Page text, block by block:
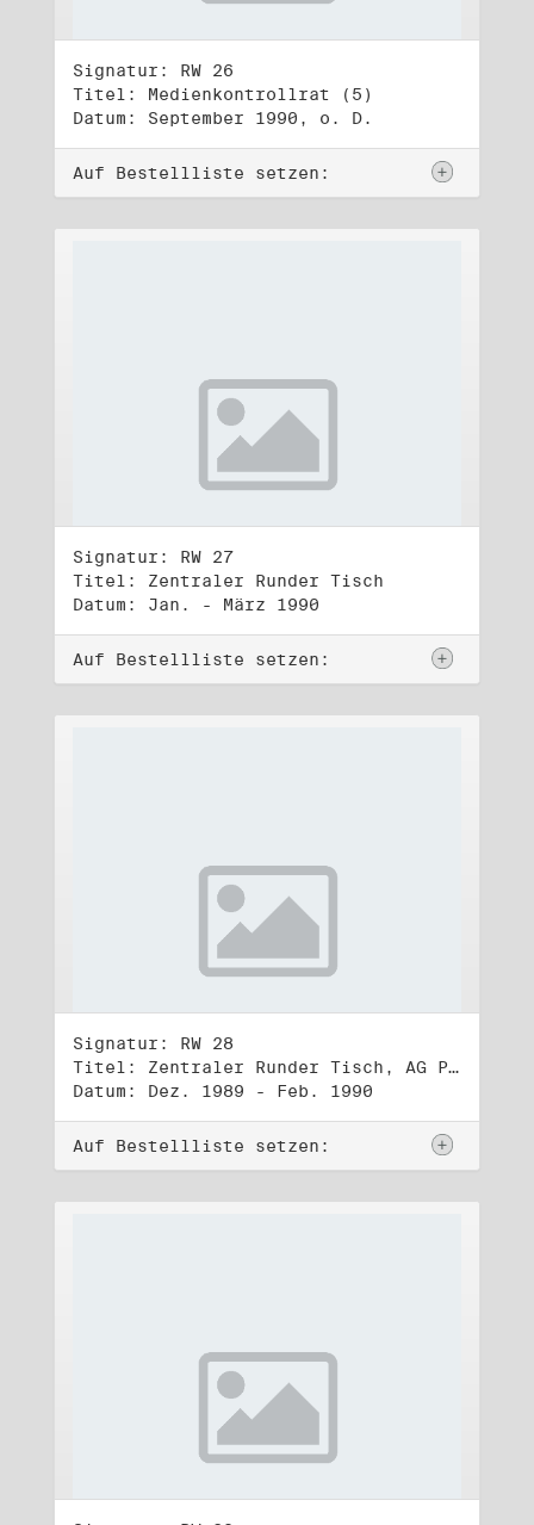
Signatur: RW 26
Titel: Medienkontrollrat (5)
Datum: September 1990, o. D.
Auf Bestellliste setzen:
Signatur: RW 27
Titel: Zentraler Runder Tisch
Datum: Jan. - März 1990
Auf Bestellliste setzen:
Signatur: RW 28
Titel: Zentraler Runder Tisch, AG Parteien- und Vereinigungsgesetz
Datum: Dez. 1989 - Feb. 1990
Auf Bestellliste setzen: